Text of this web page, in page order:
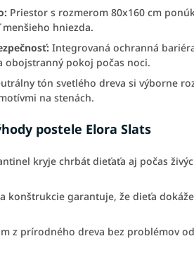
Priestor s rozmerom 80x160 cm
hniezda.
Integrovaná ochranná
obojstranný pokoj počas noci.
tón svetlého dreva si výborne
na stenách.
postele Elora Slats
kryje chrbát dieťaťa aj počas
konštrukcie garantuje, že dieťa
z prírodného dreva bez problémov